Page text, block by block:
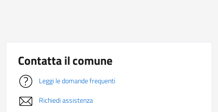
Contatta il comune
Leggi le domande frequenti
Richiedi assistenza